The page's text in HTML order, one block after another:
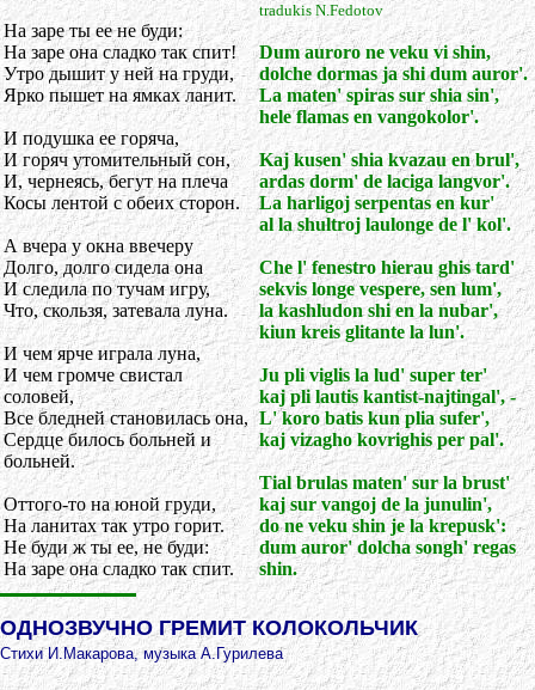
На заре ты ее не буди:
На заре она сладко так спит!
Утро дышит у ней на груди,
Ярко пышет на ямках ланит.
И подушка ее горяча,
И горяч утомительный сон,
И, чернеясь, бегут на плеча
Косы лентой с обеих сторон.
А вчера у окна ввечеру
Долго, долго сидела она
И следила по тучам игру,
Что, скользя, затевала луна.
И чем ярче играла луна,
И чем громче свистал
соловей,
Все бледней становилась она,
Сердце билось больней и
больней.
Оттого-то на юной груди,
На ланитах так утро горит.
Не буди ж ты ее, не буди:
На заре она сладко так спит.
tradukis N.Fedotov
Dum auroro ne veku vi shin,
dolche dormas ja shi dum auror'.
La maten' spiras sur shia sin',
hele flamas en vangokolor'.
Kaj kusen' shia kvazau en brul',
ardas dorm' de laciga langvor'.
La harligoj serpentas en kur'
al la shultroj laulonge de l' kol'.
Che l' fenestro hierau ghis tard'
sekvis longe vespere, sen lum',
la kashludon shi en la nubar',
kiun kreis glitante la lun'.
Ju pli viglis la lud' super ter'
kaj pli lautis kantist-najtingal', -
L' koro batis kun plia sufer',
kaj vizagho kovrighis per pal'.
Tial brulas maten' sur la brust'
kaj sur vangoj de la junulin',
do ne veku shin je la krepusk':
dum auror' dolcha songh' regas
shin.
ОДНОЗВУЧНО ГРЕМИТ КОЛОКОЛЬЧИК
Стихи И.Макарова, музыка А.Гурилева